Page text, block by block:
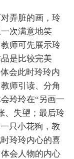
弄脏的画，玲
次满意地笑
师可先展示玲
是比较完美
会此时玲玲内
师引读、分角
玲玲在“另画一
、失望；最后玲
只小花狗，教
玲玲内心的喜
会人物的内心